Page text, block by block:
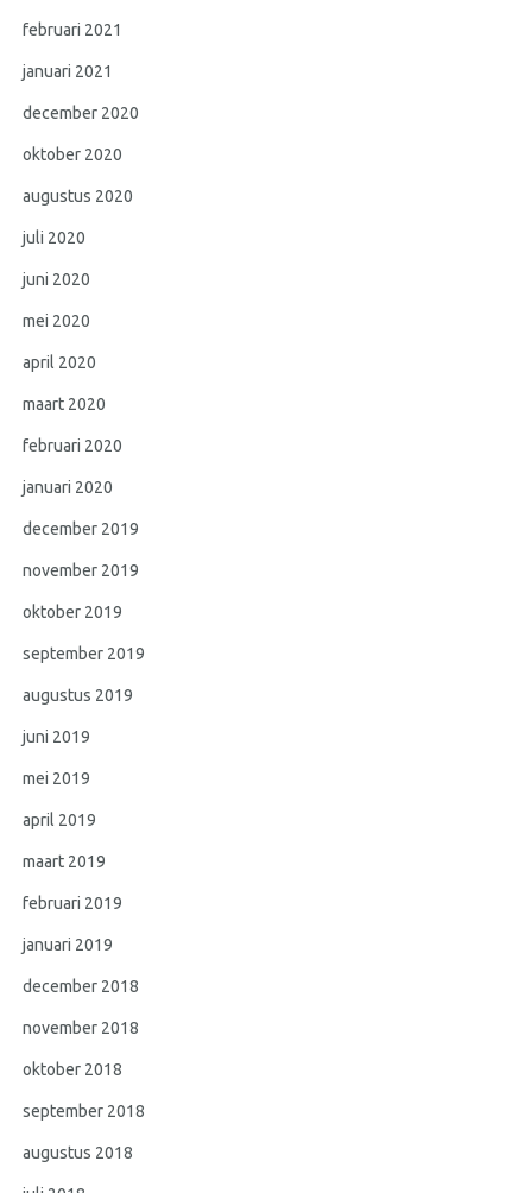
februari 2021
januari 2021
december 2020
oktober 2020
augustus 2020
juli 2020
juni 2020
mei 2020
april 2020
maart 2020
februari 2020
januari 2020
december 2019
november 2019
oktober 2019
september 2019
augustus 2019
juni 2019
mei 2019
april 2019
maart 2019
februari 2019
januari 2019
december 2018
november 2018
oktober 2018
september 2018
augustus 2018